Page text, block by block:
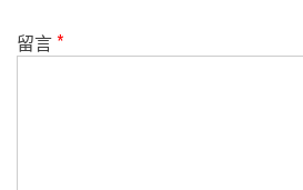
留言*